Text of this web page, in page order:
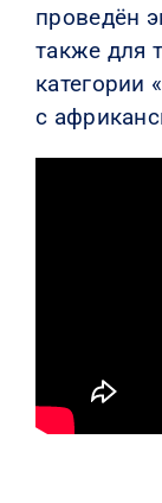
проведён
также для
категории
с